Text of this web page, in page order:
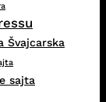
Švajcarska
sajta